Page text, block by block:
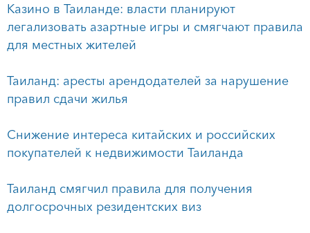
Казино в Таиланде: власти планируют
легализовать азартные игры и смягчают правила
для местных жителей
Таиланд: аресты арендодателей за нарушение
правил сдачи жилья
Снижение интереса китайских и российских
покупателей к недвижимости Таиланда
Таиланд смягчил правила для получения
долгосрочных резидентских виз